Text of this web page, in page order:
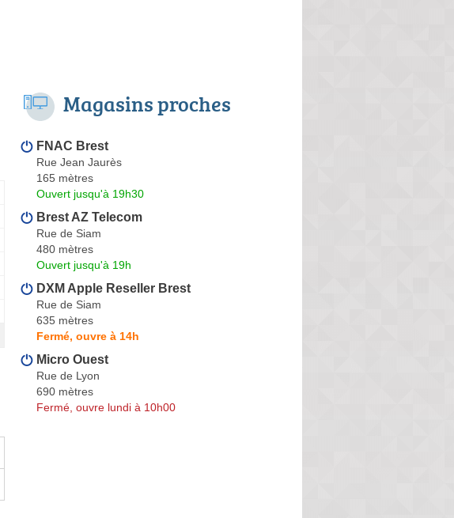
Magasins proches
FNAC Brest
Rue Jean Jaurès
165 mètres
Ouvert jusqu'à 19h30
Brest AZ Telecom
Rue de Siam
480 mètres
Ouvert jusqu'à 19h
DXM Apple Reseller Brest
Rue de Siam
635 mètres
Fermé, ouvre à 14h
Micro Ouest
Rue de Lyon
690 mètres
Fermé, ouvre lundi à 10h00